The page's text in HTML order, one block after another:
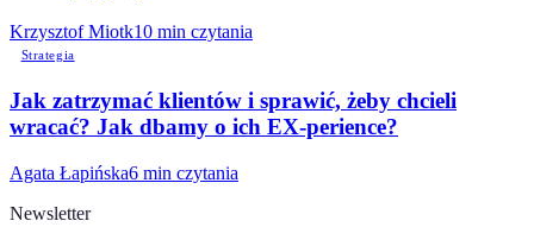
Krzysztof Miotk10 min czytania
Strategia
Jak zatrzymać klientów i sprawić, żeby chcieli
wracać? Jak dbamy o ich EX-perience?
Agata Łapińska6 min czytania
Newsletter